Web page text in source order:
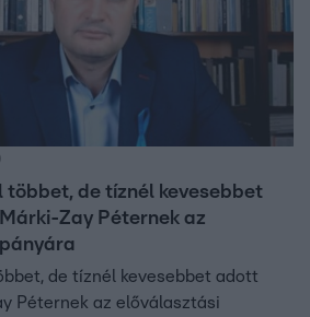
többet, de tíznél kevesebbet
Zay Péternek az
de tíznél kevesebbet adott
Péternek az előválasztási